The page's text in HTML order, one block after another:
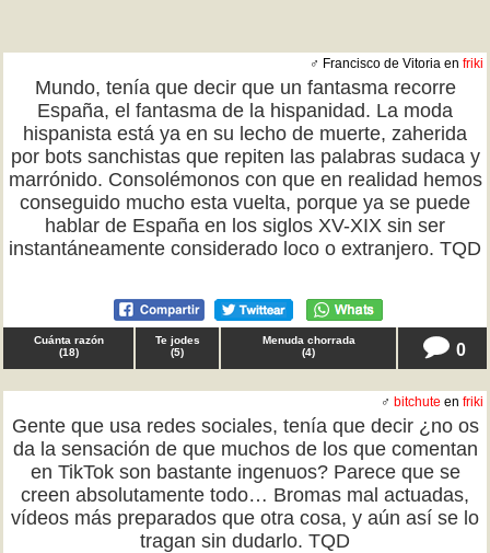
♂ Francisco de Vitoria en friki
Mundo, tenía que decir que un fantasma recorre
España, el fantasma de la hispanidad. La moda
hispanista está ya en su lecho de muerte, zaherida
por bots sanchistas que repiten las palabras sudaca y
marrónido. Consolémonos con que en realidad hemos
conseguido mucho esta vuelta, porque ya se puede
hablar de España en los siglos XV-XIX sin ser
instantáneamente considerado loco o extranjero. TQD
Cuánta razón
(18)
Te jodes
(5)
Menuda chorrada
(4) 0
♂ bitchute en friki
Gente que usa redes sociales, tenía que decir ¿no os
da la sensación de que muchos de los que comentan
en TikTok son bastante ingenuos? Parece que se
creen absolutamente todo… Bromas mal actuadas,
vídeos más preparados que otra cosa, y aún así se lo
tragan sin dudarlo. TQD